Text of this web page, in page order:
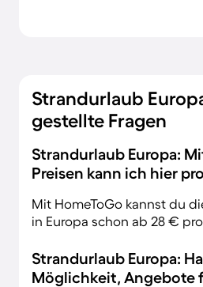
Strandurlaub
gestellte Fragen
Strandurlaub Europa:
Preisen kann ich hier
Mit HomeToGo kannst du
in Europa schon ab 28 €
Strandurlaub Europa:
Möglichkeit, Angebote